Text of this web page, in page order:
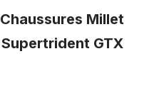
Chaussures Millet
Supertrident GTX